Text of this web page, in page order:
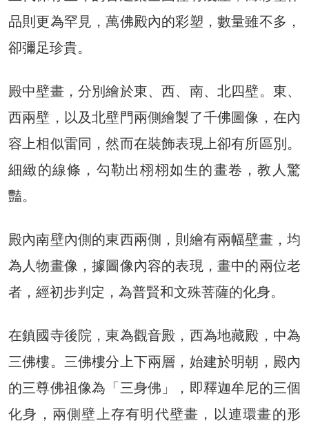
品則更為罕見，萬佛殿內的彩塑，數量雖不多，
卻彌足珍貴。
殿中壁畫，分別繪於東、西、南、北四壁。東、
西兩壁，以及北壁門兩側繪製了千佛圖像，在內
容上相似雷同，然而在裝飾表現上卻有所區別。
細緻的線條，勾勒出栩栩如生的畫卷，教人驚
豔。
殿內南壁內側的東西兩側，則繪有兩幅壁畫，均
為人物畫像，據圖像內容的表現，畫中的兩位老
者，經初步判定，為普賢和文殊菩薩的化身。
在鎮國寺後院，東為觀音殿，西為地藏殿，中為
三佛樓。三佛樓分上下兩層，始建於明朝，殿內
的三尊佛祖像為「三身佛」，即釋迦牟尼的三個
化身，兩側壁上存有明代壁畫，以連環畫的形